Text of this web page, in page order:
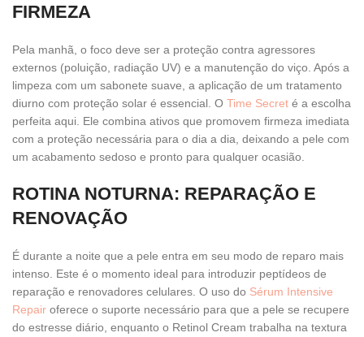
FIRMEZA
Pela manhã, o foco deve ser a proteção contra agressores
externos (poluição, radiação UV) e a manutenção do viço. Após a
limpeza com um sabonete suave, a aplicação de um tratamento
diurno com proteção solar é essencial. O Time Secret é a escolha
perfeita aqui. Ele combina ativos que promovem firmeza imediata
com a proteção necessária para o dia a dia, deixando a pele com
um acabamento sedoso e pronto para qualquer ocasião.
ROTINA NOTURNA: REPARAÇÃO E
RENOVAÇÃO
É durante a noite que a pele entra em seu modo de reparo mais
intenso. Este é o momento ideal para introduzir peptídeos de
reparação e renovadores celulares. O uso do Sérum Intensive
Repair oferece o suporte necessário para que a pele se recupere
do estresse diário, enquanto o Retinol Cream trabalha na textura